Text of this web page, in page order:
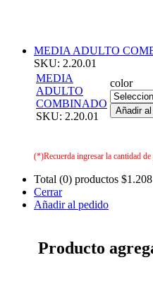
MEDIA ADULTO
SKU: 2.20.01
MEDIA
ADULTO
COMBINADO
SKU: 2.20.01
color
Añadir
(*)Recuerda ingresar la cantidad
Total (0) productos $1.208
Cerrar
Añadir al pedido
Producto